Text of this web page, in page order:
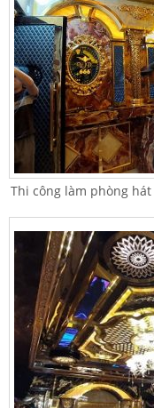
Thi công làm phòng